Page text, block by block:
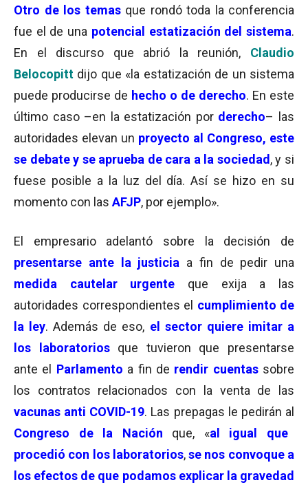
Otro de los temas que rondó toda la conferencia
fue el de una potencial estatización del sistema.
En el discurso que abrió la reunión, Claudio
Belocopitt dijo que «la estatización de un sistema
puede producirse de hecho o de derecho. En este
último caso –en la estatización por derecho– las
autoridades elevan un proyecto al Congreso, este
se debate y se aprueba de cara a la sociedad , y si
fuese posible a la luz del día. Así se hizo en su
momento con las AFJP, por ejemplo».
El empresario adelantó sobre la decisión de
presentarse ante la justicia a fin de pedir una
medida cautelar urgente que exija a las
autoridades correspondientes el cumplimiento de
la ley. Además de eso, el sector quiere imitar a
los laboratoriosque tuvieron que presentarse
ante el Parlamento a fin de rendir cuentassobre
los contratos relacionados con la venta de las
vacunas anti COVID-19. Las prepagas le pedirán al
Congreso de la Nación
que, «al igual que
procedió con los laboratorios,se nos convoque a
los efectos de que podamos explicar la gravedad